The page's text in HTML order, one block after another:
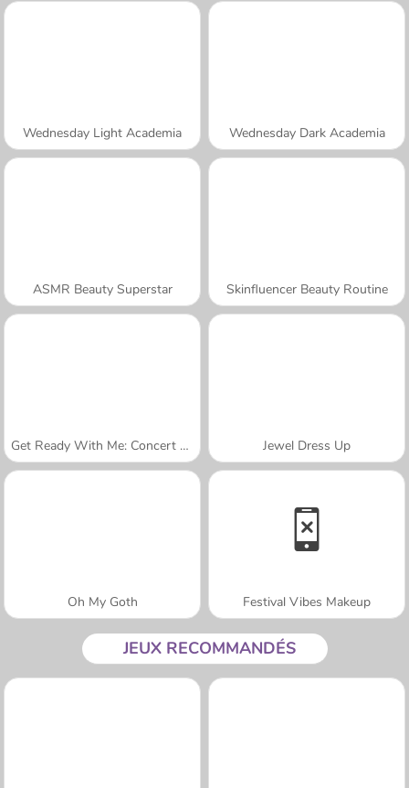
Wednesday Light Academia Wednesday Dark Academia
ASMR Beauty Superstar Skinfluencer Beauty Routine
Get Ready With Me: Concert Day Jewel Dress Up
Oh My Goth Festival Vibes Makeup
JEUX RECOMMANDÉS